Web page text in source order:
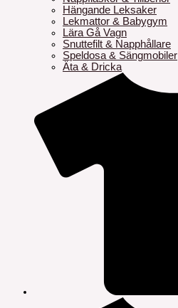
Hängande Leksaker
Lekmattor & Babygym
Lära Gå Vagn
Snuttefilt & Napphållare
Speldosa & Sängmobiler
Äta & Dricka